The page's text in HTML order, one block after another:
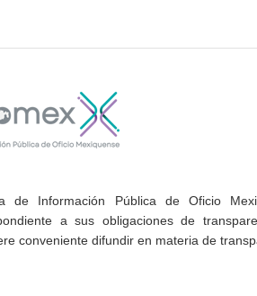
de Información Pública de Oficio
a sus obligaciones de
conveniente difundir en materia de